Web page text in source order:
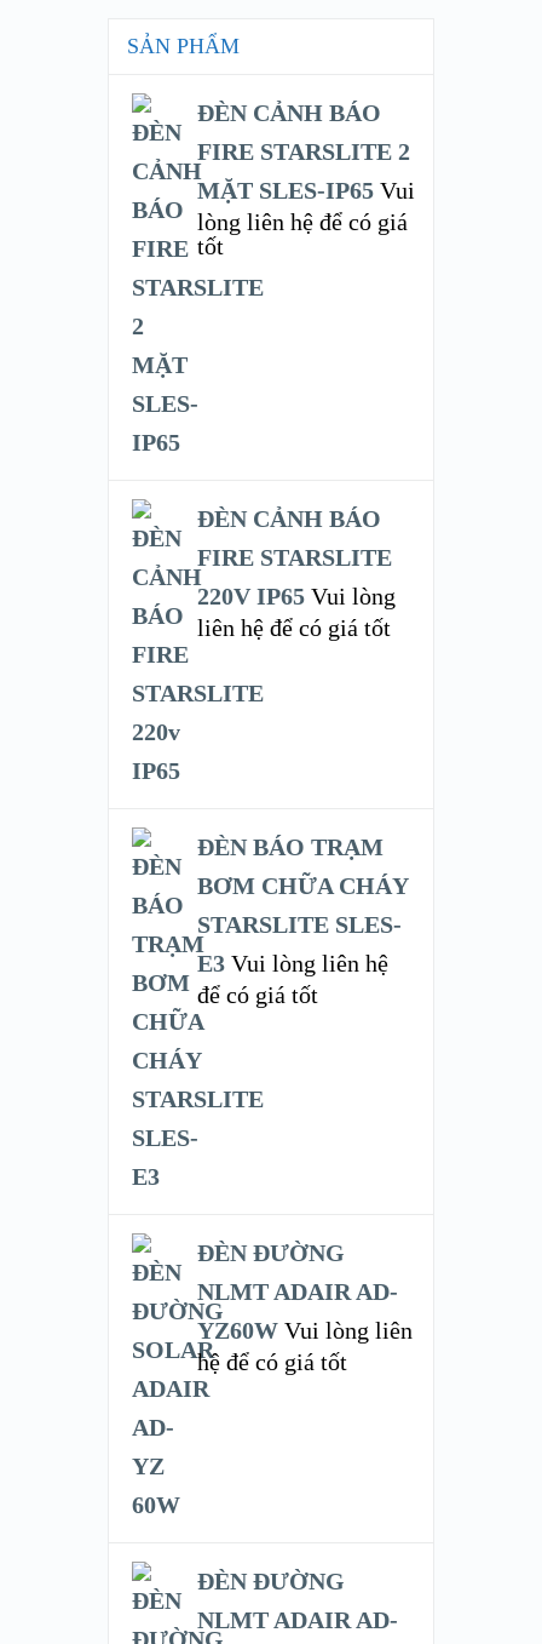
SẢN PHẨM
ĐÈN CẢNH BÁO
FIRE STARSLITE 2
MẶT SLES-IP65 Vui
lòng liên hệ để có giá
tốt
ĐÈN CẢNH BÁO
FIRE STARSLITE
220V IP65 Vui lòng
liên hệ để có giá tốt
ĐÈN BÁO TRẠM
BƠM CHỮA CHÁY
STARSLITE SLES-
E3 Vui lòng liên hệ
để có giá tốt
ĐÈN ĐƯỜNG
NLMT ADAIR AD-
YZ60W Vui lòng liên
hệ để có giá tốt
ĐÈN ĐƯỜNG
NLMT ADAIR AD-